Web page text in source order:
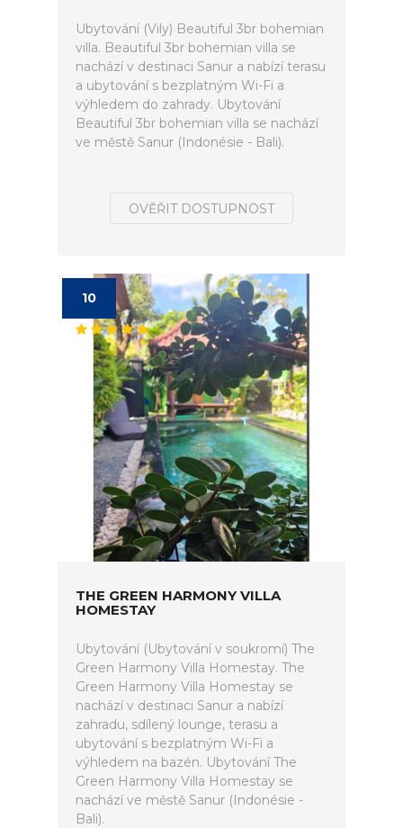
Ubytování (Vily) Beautiful 3br bohemian
villa. Beautiful 3br bohemian villa se
nachází v destinaci Sanur a nabízí terasu
a ubytování s bezplatným Wi-Fi a
výhledem do zahrady. Ubytování
Beautiful 3br bohemian villa se nachází
ve městě Sanur (Indonésie - Bali).
OVĚŘIT DOSTUPNOST
10
THE GREEN HARMONY VILLA
HOMESTAY
Ubytování (Ubytování v soukromí) The
Green Harmony Villa Homestay. The
Green Harmony Villa Homestay se
nachází v destinaci Sanur a nabízí
zahradu, sdílený lounge, terasu a
ubytování s bezplatným Wi-Fi a
výhledem na bazén. Ubytování The
Green Harmony Villa Homestay se
nachází ve městě Sanur (Indonésie -
Bali).